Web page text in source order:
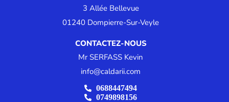
3 Allée Bellevue
01240 Dompierre-Sur-Veyle
CONTACTEZ-NOUS
Mr SERFASS Kevin
info@caldarii.com
0688447494
0749898156